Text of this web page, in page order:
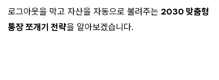
로그아웃을 막고 자산을 자동으로 불려주는 2030 맞춤형
통장 쪼개기 전략을 알아보겠습니다.